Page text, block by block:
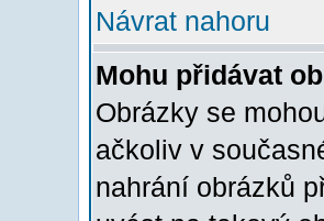
Návrat nahoru
Mohu přidávat
Obrázky se
ačkoliv v
nahrání obrázků